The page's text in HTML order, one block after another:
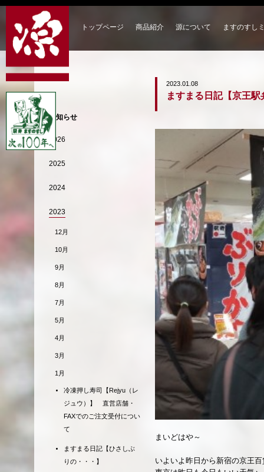
トップページ 商品紹介 源について ますのすし
2023.01.08
ますまる日記【京王駅
まいどはや～
いよいよ昨日から新宿の京王
お知らせ
2026
2025
2024
2023
12月
10月
9月
8月
7月
5月
4月
3月
1月
冷凍押し寿司【Rejyu（レ
ジュウ）】 直営店舗・
FAXでのご注文受付につい
て
ますまる日記【ひさしぶ
りの・・・】